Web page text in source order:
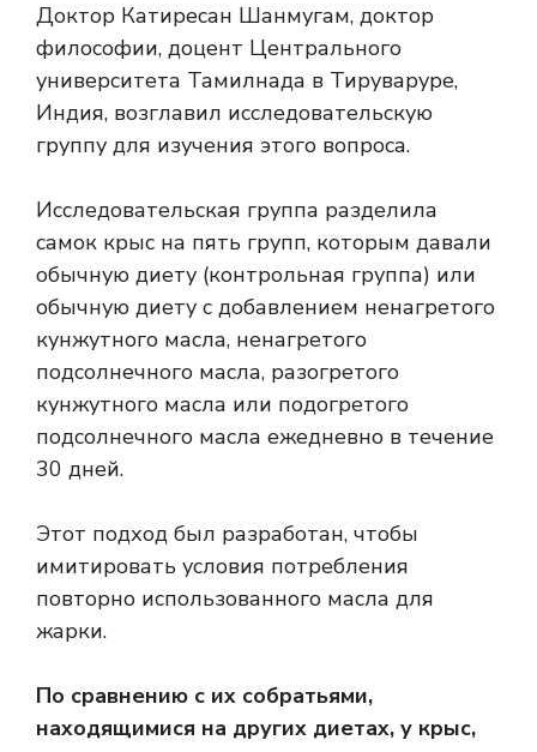
Доктор Катиресан Шанмугам, доктор
философии, доцент Центрального
университета Тамилнада в Тируваруре,
Индия, возглавил исследовательскую
группу для изучения этого вопроса.
Исследовательская группа разделила
самок крыс на пять групп, которым давали
обычную диету (контрольная группа) или
обычную диету с добавлением ненагретого
кунжутного масла, ненагретого
подсолнечного масла, разогретого
кунжутного масла или подогретого
подсолнечного масла ежедневно в течение
30 дней.
Этот подход был разработан, чтобы
имитировать условия потребления
повторно использованного масла для
жарки.
По сравнению с их собратьями,
находящимися на других диетах, у крыс,